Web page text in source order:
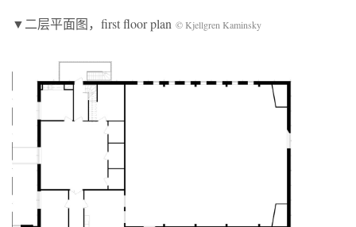
▼二层平面图，first floor plan © Kjellgren Kaminsky